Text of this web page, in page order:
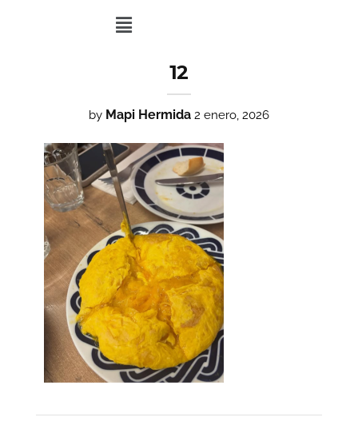
12
by Mapi Hermida 2 enero, 2026